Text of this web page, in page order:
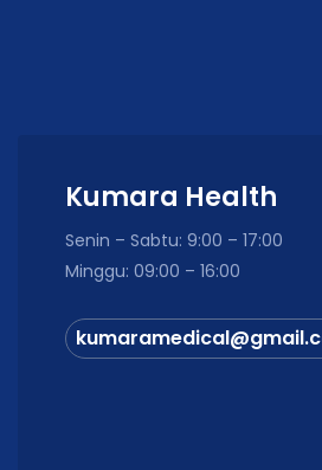
Kumara Health
Senin – Sabtu: 9:00 – 17:00
Minggu: 09:00 – 16:00